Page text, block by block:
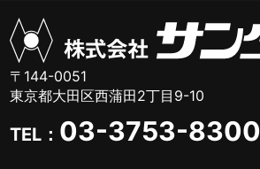
〒144-0051
東京都大田区西蒲田2丁目9-10
TEL： 03-3753-8300